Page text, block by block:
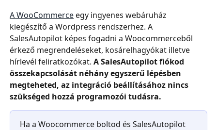
A WooCommerce egy ingyenes webáruház
kiegészítő a Wordpress rendszerhez. A
SalesAutopilot képes fogadni a Woocommerceből
érkező megrendeléseket, kosárelhagyókat illetve
hírlevél feliratkozókat. A SalesAutopilot fiókod
összekapcsolását néhány egyszerű lépésben
megteheted, az integráció beállításához nincs
szükséged hozzá programozói tudásra.
Ha a Woocommerce boltod és SalesAutopilot